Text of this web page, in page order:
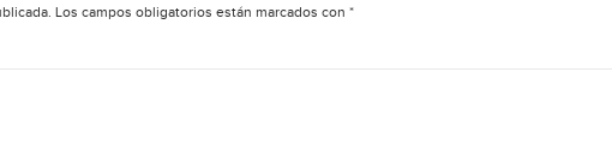
Los campos obligatorios están marcados con *